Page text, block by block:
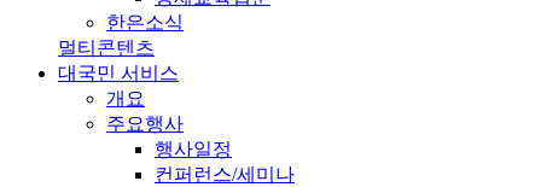
한은소식
멀티콘텐츠
대국민 서비스
개요
주요행사
행사일정
컨퍼런스/세미나